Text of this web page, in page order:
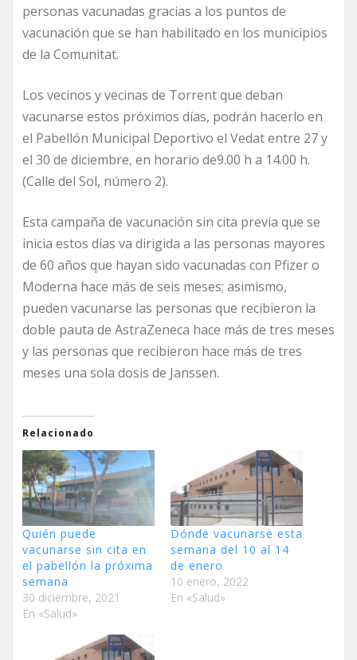
personas vacunadas gracias a los puntos de
vacunación que se han habilitado en los municipios
de la Comunitat.
Los vecinos y vecinas de Torrent que deban
vacunarse estos próximos días, podrán hacerlo en
el Pabellón Municipal Deportivo el Vedat entre 27 y
el 30 de diciembre, en horario de9.00 h a 14.00 h.
(Calle del Sol, número 2).
Esta campaña de vacunación sin cita previa que se
inicia estos días va dirigida a las personas mayores
de 60 años que hayan sido vacunadas con Pfizer o
Moderna hace más de seis meses; asimismo,
pueden vacunarse las personas que recibieron la
doble pauta de AstraZeneca hace más de tres meses
y las personas que recibieron hace más de tres
meses una sola dosis de Janssen.
Relacionado
Quién puede
vacunarse sin cita en
el pabellón la próxima
semana
30 diciembre, 2021
En «Salud»
Dónde vacunarse esta
semana del 10 al 14
de enero
10 enero, 2022
En «Salud»